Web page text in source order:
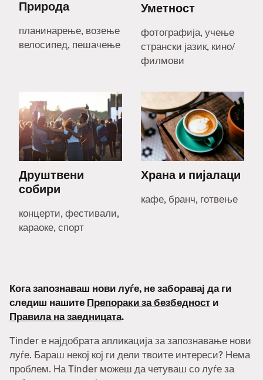
Природа
планинарење, возење
велосипед, пешачење
Уметност
фотографија, учење
странски јазик, кино/
филмови
Друштвени
собири
концерти, фестивали,
караоке, спорт
Храна и пијалаци
кафе, бранч, готвење
Кога запознаваш нови луѓе, не заборавај да ги
следиш нашите Препораки за безбедност и
Правила на заедницата.
Tinder е најдобрата апликација за запознавање нови
луѓе. Бараш некој кој ги дели твоите интереси? Нема
проблем. На Tinder можеш да четуваш со луѓе за